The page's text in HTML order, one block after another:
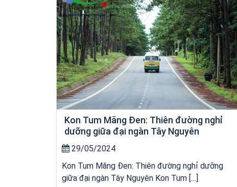
Kon Tum Măng Đen: Thiên đường nghỉ
dưỡng giữa đại ngàn Tây Nguyên
29/05/2024
Kon Tum Măng Đen: Thiên đường nghỉ dưỡng
giữa đại ngàn Tây Nguyên Kon Tum […]